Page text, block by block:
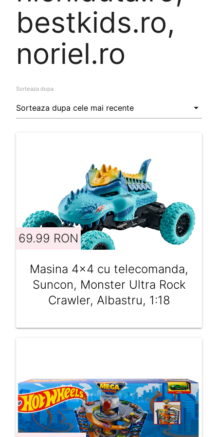
bestkids.ro,
noriel.ro
Sorteaza dupa
69.99 RON
Masina 4x4 cu telecomanda,
Suncon, Monster Ultra Rock
Crawler, Albastru, 1:18